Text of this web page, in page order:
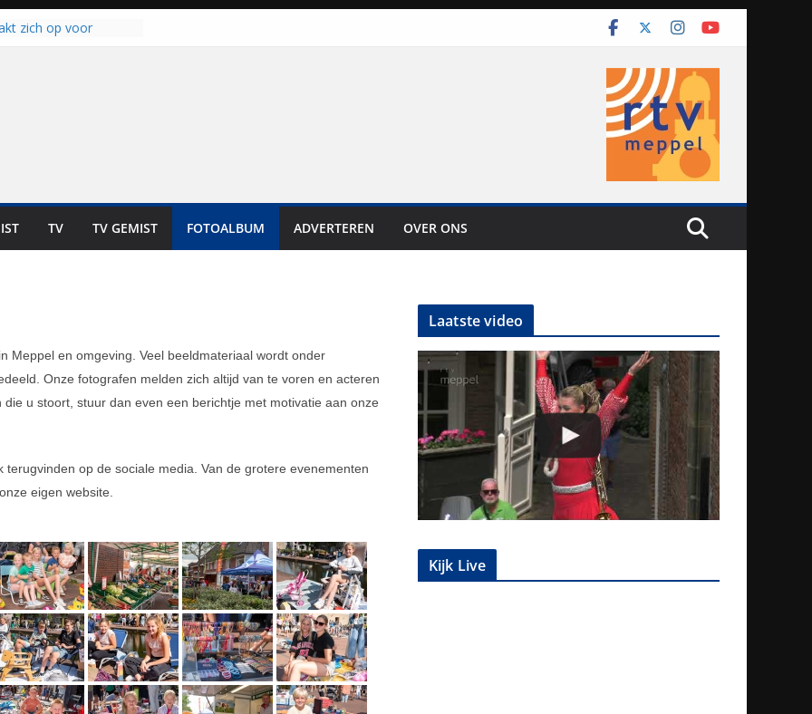
klaar voor warme
‘Japie’ Mokum
stoomt hij z’n
TV TV GEMIST FOTOALBUM ADVERTEREN OVER ONS
Meppel en omgeving. Veel beeldmateriaal wordt onder
Onze fotografen melden zich altijd van te voren en acteren
u stoort, stuur dan even een berichtje met motivatie aan onze
op de sociale media. Van de grotere evenementen
eigen website.
Laatste video
Kijk Live